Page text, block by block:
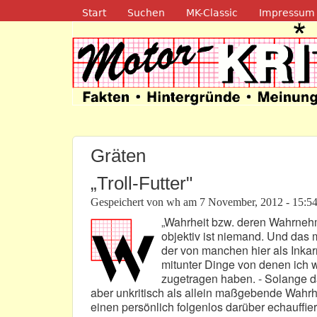
Navigation
Start Suchen MK-Classic Impressum
Motor-
Gräten
„Troll-Futter"
Gespeichert von wh am 7 November, 2012 - 15:54
„Wahrheit bzw. deren
objektiv ist niemand. Und das
der von manchen hier als
mitunter Dinge von denen ich
zugetragen haben. - Solange
aber unkritisch als allein maßgebende
einen persönlich folgenlos darüber